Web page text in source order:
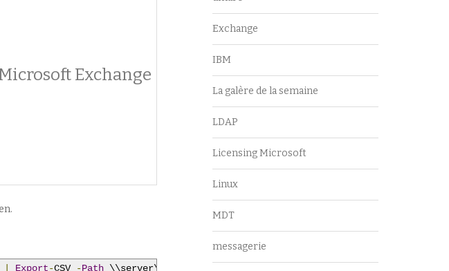
Exchange
Export-CSV -Path \\server\share\file
Exchange
IBM
La galère de la semaine
LDAP
Licensing Microsoft
Linux
MDT
messagerie